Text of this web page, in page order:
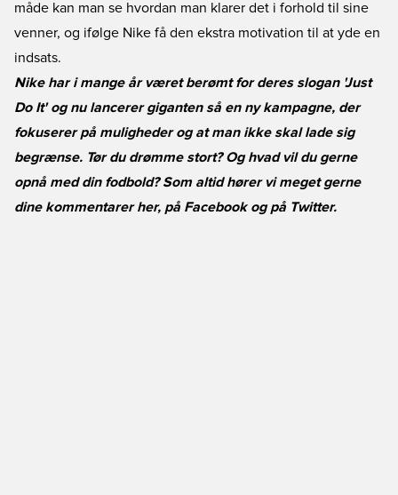
måde kan man se hvordan man klarer det i forhold til sine
venner, og ifølge Nike få den ekstra motivation til at yde en
indsats.
Nike har i mange år været berømt for deres slogan 'Just
Do It' og nu lancerer giganten så en ny kampagne, der
fokuserer på muligheder og at man ikke skal lade sig
begrænse. Tør du drømme stort? Og hvad vil du gerne
opnå med din fodbold? Som altid hører vi meget gerne
dine kommentarer her, på Facebookog på Twitter.